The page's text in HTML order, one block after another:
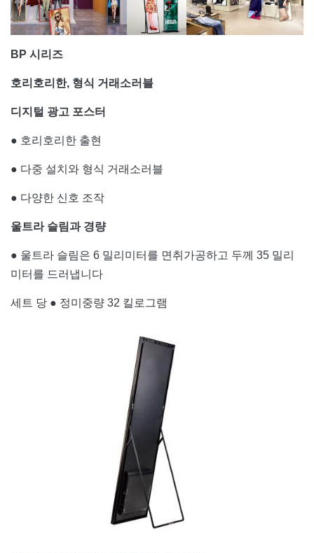
BP 시리즈
호리호리한, 형식 거래소러블
디지털 광고 포스터
● 호리호리한 출현
● 다중 설치와 형식 거래소러블
● 다양한 신호 조작
울트라 슬림과 경량
● 울트라 슬림은 6 밀리미터를 면취가공하고 두께 35 밀리
미터를 드러냅니다
세트 당 ● 정미중량 32 킬로그램